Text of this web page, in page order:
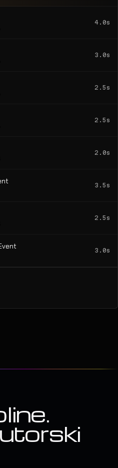
4.0s
3.0s
2.5s
2.5s
2.0s
3.5s
2.5s
3.0s